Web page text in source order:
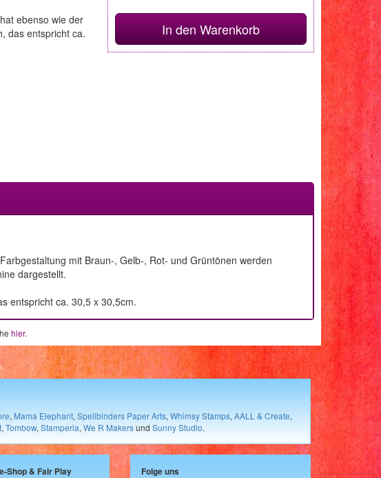
In den Warenkorb
ebenso wie der
das entspricht ca.
mit Braun-, Gelb-, Rot- und Grüntönen werden
dargestellt.
entspricht ca. 30,5 x 30,5cm.
hier.
, Mama Elephant, Spellbinders Paper Arts, Whimsy Stamps, AALL & Create,
, Tombow, Stamperia, We R Makersund Sunny Studio.
Shop & Fair Play
Folge uns